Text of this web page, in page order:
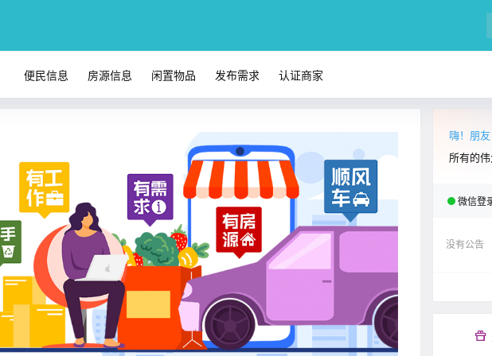
便民信息 房源信息 闲置物品 发布需求 认证商家
嗨！朋友
所有的
微信登
没有公告